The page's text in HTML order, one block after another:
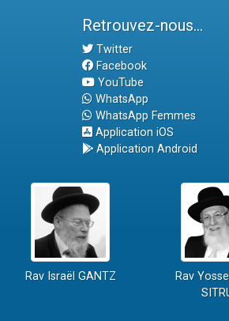
Retrouvez-nous...
Twitter
Facebook
YouTube
WhatsApp
WhatsApp Femmes
Application iOS
Application Android
Rav Israël GANTZ
Rav